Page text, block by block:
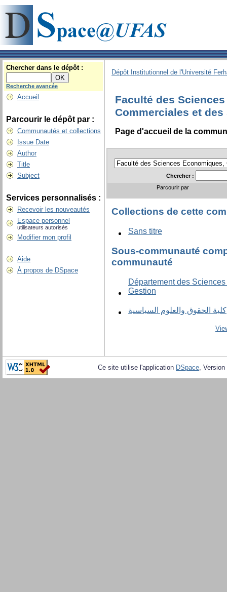
Chercher dans le dépôt :
Recherche avancée
Accueil
Parcourir le dépôt par :
Communautés et collections
Issue Date
Author
Title
Subject
Services personnalisés :
Recevoir les nouveautés
Espace personnel
utilisateurs autorisés
Modifier mon profil
Aide
À propos de DSpace
Dépôt Institutionnel de l'Université
Faculté des
Commerciales et
Page d'accueil de la
Chercher :
Parcourir par
Collections de cette
Sans titre
Sous-communauté
communauté
Département des
Gestion
كلية الحقوق والعلوم السياسية
Ce site utilise l'application DSpace,